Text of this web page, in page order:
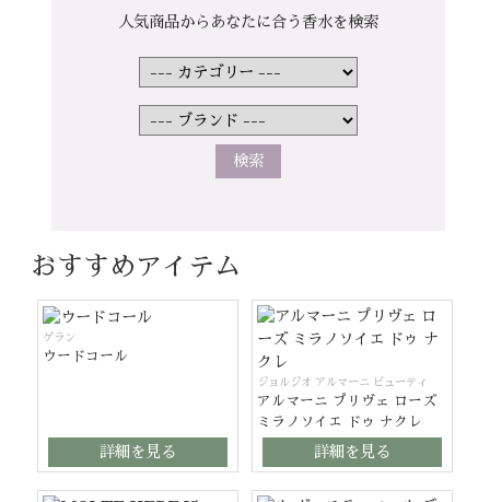
人気商品からあなたに合う香水を検索
おすすめアイテム
ゲラン
ウードコール
詳細を見る
ジョルジオ アルマーニ ビューティ
アルマーニ プリヴェ ローズ
ミラノソイエ ドゥ ナクレ
詳細を見る